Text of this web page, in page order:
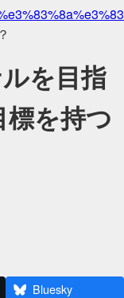
を目指
を持つ
Bluesky